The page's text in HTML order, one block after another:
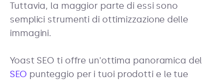
Tuttavia, la maggior parte di essi sono
semplici strumenti di ottimizzazione delle
immagini.
Yoast SEO ti offre un'ottima panoramica del
SEO punteggio per i tuoi prodotti e le tue